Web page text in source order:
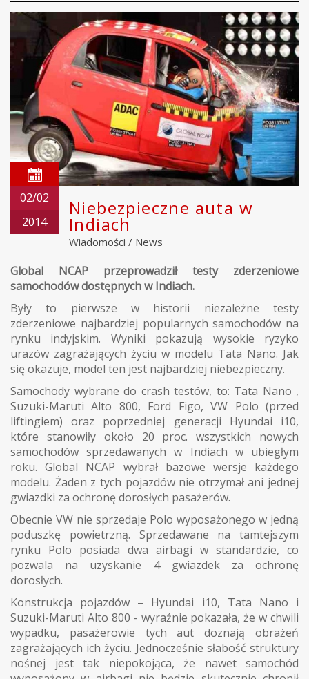
02/02
2014
Niebezpieczne auta w
Indiach
Wiadomości / News
Global NCAP przeprowadził testy zderzeniowe
samochodów dostępnych w Indiach.
Były to pierwsze w historii niezależne testy
zderzeniowe najbardziej popularnych samochodów na
rynku indyjskim. Wyniki pokazują wysokie ryzyko
urazów zagrażających życiu w modelu Tata Nano. Jak
się okazuje, model ten jest najbardziej niebezpieczny.
Samochody wybrane do crash testów, to: Tata Nano ,
Suzuki-Maruti Alto 800, Ford Figo, VW Polo (przed
liftingiem) oraz poprzedniej generacji Hyundai i10,
które stanowiły około 20 proc. wszystkich nowych
samochodów sprzedawanych w Indiach w ubiegłym
roku. Global NCAP wybrał bazowe wersje każdego
modelu. Żaden z tych pojazdów nie otrzymał ani jednej
gwiazdki za ochronę dorosłych pasażerów.
Obecnie VW nie sprzedaje Polo wyposażonego w jedną
poduszkę powietrzną. Sprzedawane na tamtejszym
rynku Polo posiada dwa airbagi w standardzie, co
pozwala na uzyskanie 4 gwiazdek za ochronę
dorosłych.
Konstrukcja pojazdów – Hyundai i10, Tata Nano i
Suzuki-Maruti Alto 800 - wyraźnie pokazała, że w chwili
wypadku, pasażerowie tych aut doznają obrażeń
zagrażających ich życiu. Jednocześnie słabość struktury
nośnej jest tak niepokojąca, że nawet samochód